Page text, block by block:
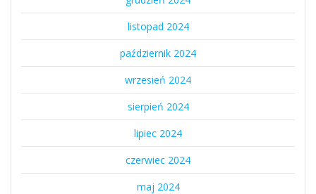
listopad 2024
październik 2024
wrzesień 2024
sierpień 2024
lipiec 2024
czerwiec 2024
maj 2024